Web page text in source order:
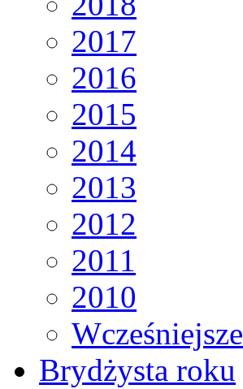
2017
2016
2015
2014
2013
2012
2011
2010
Wcześniejsze
Brydżysta roku